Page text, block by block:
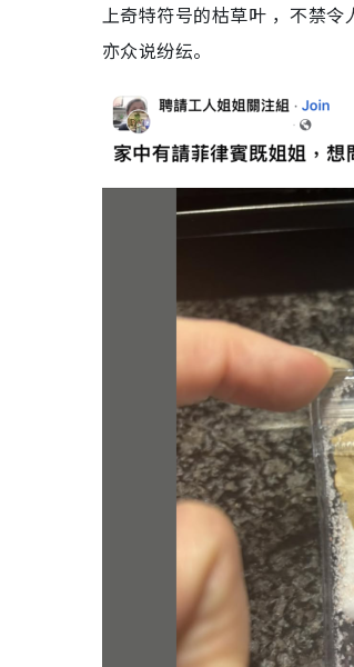
上奇特符号的枯草叶 ，不禁
亦众说纷纭。